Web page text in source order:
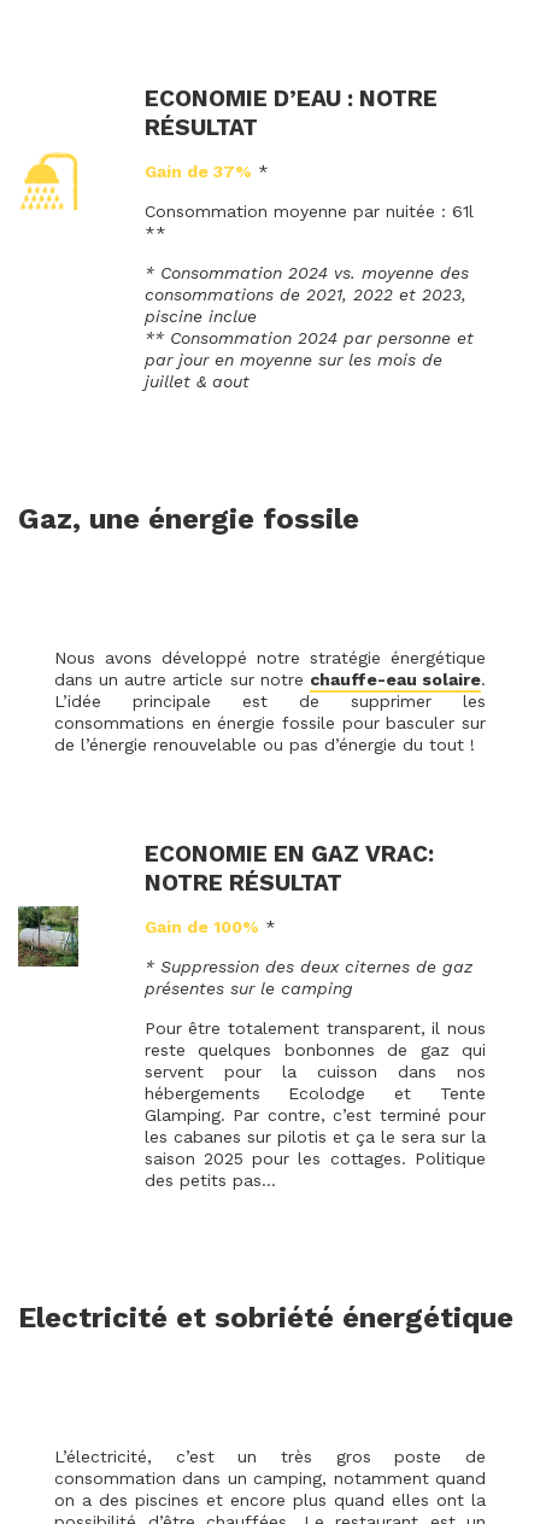
ECONOMIE D’EAU : NOTRE
RÉSULTAT
Gain de 37% *
Consommation moyenne par nuitée : 61l
**
* Consommation 2024 vs. moyenne des
consommations de 2021, 2022 et 2023,
piscine inclue
** Consommation 2024 par personne et
par jour en moyenne sur les mois de
juillet & aout
Gaz, une énergie fossile
Nous avons développé notre stratégie énergétique
dans un autre article sur notre chauffe-eau solaire.
L’idée principale est de supprimer les
consommations en énergie fossile pour basculer sur
de l’énergie renouvelable ou pas d’énergie du tout !
ECONOMIE EN GAZ VRAC:
NOTRE RÉSULTAT
Gain de 100% *
* Suppression des deux citernes de gaz
présentes sur le camping
Pour être totalement transparent, il nous
reste quelques bonbonnes de gaz qui
servent pour la cuisson dans nos
hébergements Ecolodge et Tente
Glamping. Par contre, c’est terminé pour
les cabanes sur pilotis et ça le sera sur la
saison 2025 pour les cottages. Politique
des petits pas…
Electricité et sobriété énergétique
L’électricité, c’est un très gros poste de
consommation dans un camping, notamment quand
on a des piscines et encore plus quand elles ont la